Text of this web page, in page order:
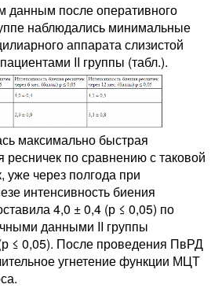
данным после оперативного
наблюдались минимальные
аппарата слизистой
II группы (табл.).
максимально быстрая
по сравнению с таковой
через полгода при
интенсивность биения
4,0 ± 0,4 (р ≤ 0,05) по
данными II группы
≤ 0,05). После проведения ПвРД
угнетение функции МЦТ